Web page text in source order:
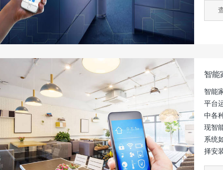
智能
智能
平台
中各
现智
系统
择安